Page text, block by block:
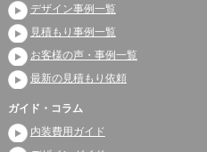
デザイン事例一覧
見積もり事例一覧
お客様の声・事例一覧
最新の見積もり依頼
ガイド・コラム
内装費用ガイド